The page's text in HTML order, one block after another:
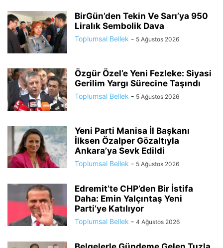
BirGün’den Tekin Ve Sarı’ya 950
Liralık Sembolik Dava
Toplumsal Bellek - 5 Ağustos 2026
Özgür Özel’e Yeni Fezleke: Siyasi
Gerilim Yargı Sürecine Taşındı
Toplumsal Bellek - 5 Ağustos 2026
Yeni Parti Manisa İl Başkanı
İlksen Özalper Gözaltıyla
Ankara’ya Sevk Edildi
Toplumsal Bellek - 5 Ağustos 2026
Edremit’te CHP’den Bir İstifa
Daha: Emin Yalçıntaş Yeni
Parti’ye Katılıyor
Toplumsal Bellek - 4 Ağustos 2026